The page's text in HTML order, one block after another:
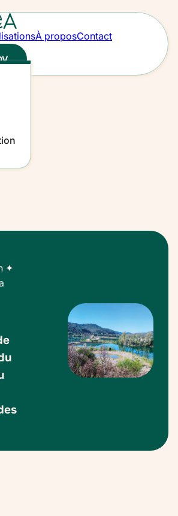
À proposContact
✦